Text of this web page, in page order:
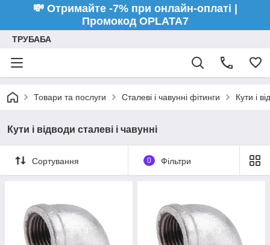
💸 Отримайте -7% при онлайн-оплаті |
Промокод OPLATA7
ТРУБАБА
Товари та послуги Сталеві і чавунні фітинги Кути і
Кути і відводи сталеві і чавунні
Сортування 0 Фільтри